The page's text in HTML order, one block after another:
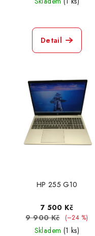
Detail
HP 255 G10
7 500 Kč
9 900 Kč
(–24 %)
Skladem (1 ks)